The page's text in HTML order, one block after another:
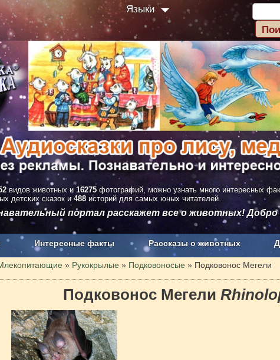
Языки
видов животных и 16275 фотографий, можно узнать много интересных
детских сказок и 488 историй для самых юных читателей.
портал расскажет все о животных!
Интересные факты Рассказы о животных
без рекламы О проекте
» Рукокрылые » Подковоносые » Подковонос Мегели
Подковонос Мегели